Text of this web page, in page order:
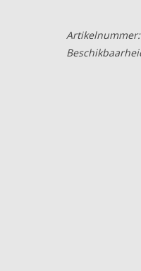
Artikelnummer: